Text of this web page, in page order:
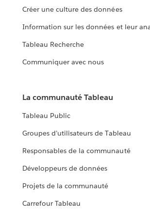
Créer une culture des données
Information sur les données et leur
Tableau Recherche
Communiquer avec nous
La communauté Tableau
Tableau Public
Groupes d’utilisateurs de Tableau
Responsables de la communauté
Développeurs de données
Projets de la communauté
Carrefour Tableau